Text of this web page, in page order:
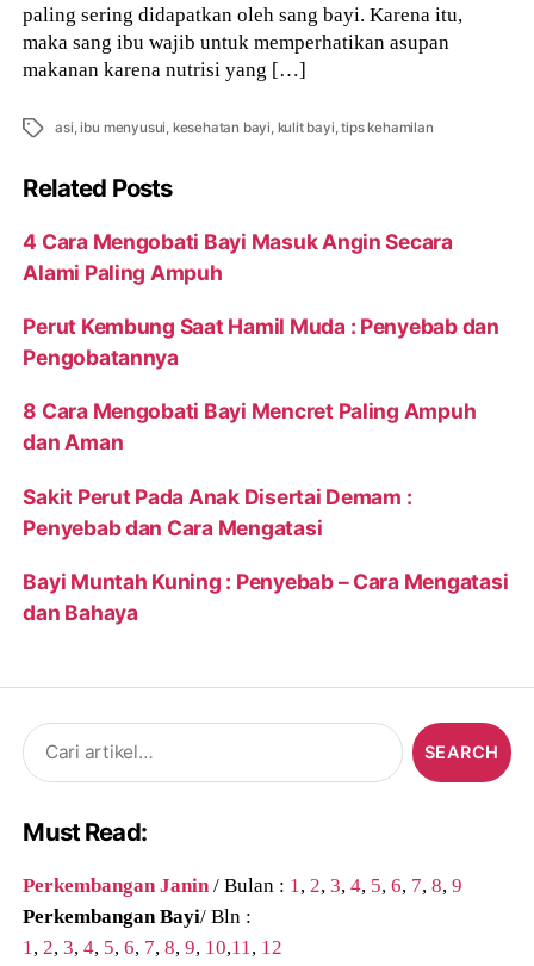
paling sering didapatkan oleh sang bayi. Karena itu,
maka sang ibu wajib untuk memperhatikan asupan
makanan karena nutrisi yang […]
Tags asi, ibu menyusui, kesehatan bayi, kulit bayi,tips kehamilan
Related Posts
4 Cara Mengobati Bayi Masuk Angin Secara
Alami Paling Ampuh
Perut Kembung Saat Hamil Muda : Penyebab dan
Pengobatannya
8 Cara Mengobati Bayi Mencret Paling Ampuh
dan Aman
Sakit Perut Pada Anak Disertai Demam :
Penyebab dan Cara Mengatasi
Bayi Muntah Kuning : Penyebab – Cara Mengatasi
dan Bahaya
Search
for:
Must Read:
Perkembangan Janin / Bulan : 1 , 2,3,4, 5,6, 7,8,9
Perkembangan Bayi/ Bln :
1 , 2,3,4, 5,6, 7,8,9, 10,11 , 12